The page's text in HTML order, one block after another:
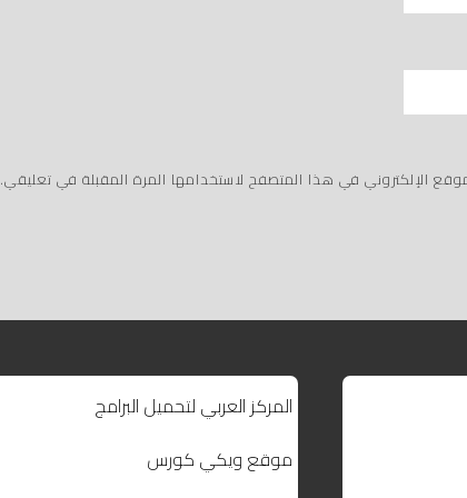
الإلكتروني في هذا المتصفح لاستخدامها المرة المقبلة في تعليقي.
المركز العربي لتحميل البرامج
موقع ويكي كورس